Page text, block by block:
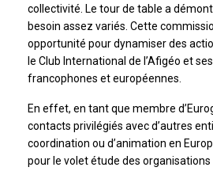
collectivité. Le tour de table a
besoin assez variés. Cette
opportunité pour dynamiser des
le Club International de l’Afigéo et
francophones et européennes.
En effet, en tant que membre
contacts privilégiés avec d’autres
coordination ou d’animation en
pour le volet étude des organisations